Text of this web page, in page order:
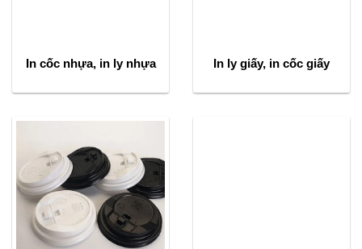
In cốc nhựa, in ly nhựa In ly giấy, in cốc giấy